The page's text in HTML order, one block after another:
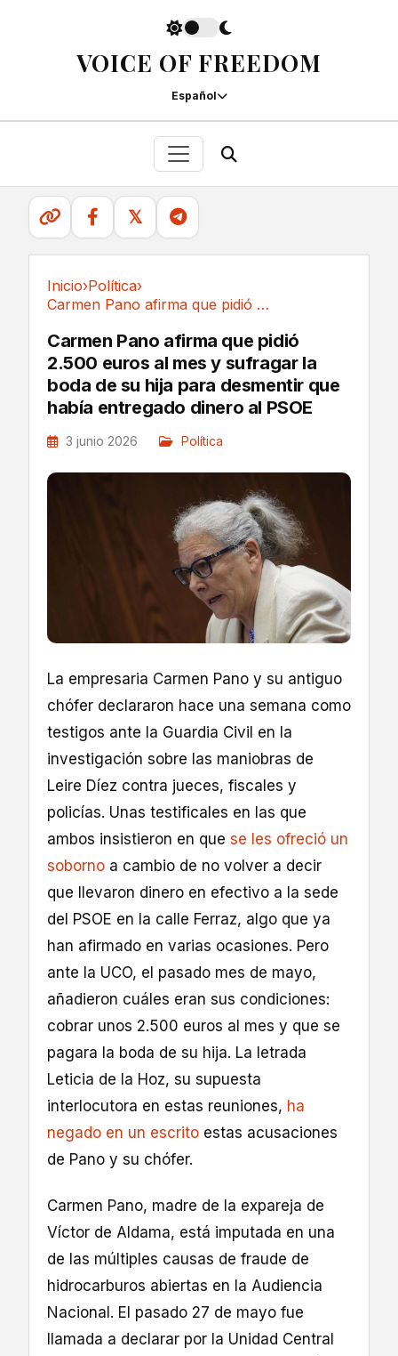
VOICE OF FREEDOM
Español
𝕏
Inicio›Política›
Carmen Pano afirma que pidió 2.500 euros al...
Carmen Pano afirma que pidió
2.500 euros al mes y sufragar la
boda de su hija para desmentir que
había entregado dinero al PSOE
3 junio 2026 Política
La empresaria Carmen Pano y su antiguo
chófer declararon hace una semana como
testigos ante la Guardia Civil en la
investigación sobre las maniobras de
Leire Díez contra jueces, fiscales y
policías. Unas testificales en las que
ambos insistieron en que se les ofreció un
soborno a cambio de no volver a decir
que llevaron dinero en efectivo a la sede
del PSOE en la calle Ferraz, algo que ya
han afirmado en varias ocasiones. Pero
ante la UCO, el pasado mes de mayo,
añadieron cuáles eran sus condiciones:
cobrar unos 2.500 euros al mes y que se
pagara la boda de su hija. La letrada
Leticia de la Hoz, su supuesta
interlocutora en estas reuniones, ha
negado en un escrito estas acusaciones
de Pano y su chófer.
Carmen Pano, madre de la expareja de
Víctor de Aldama, está imputada en una
de las múltiples causas de fraude de
hidrocarburos abiertas en la Audiencia
Nacional. El pasado 27 de mayo fue
llamada a declarar por la Unidad Central